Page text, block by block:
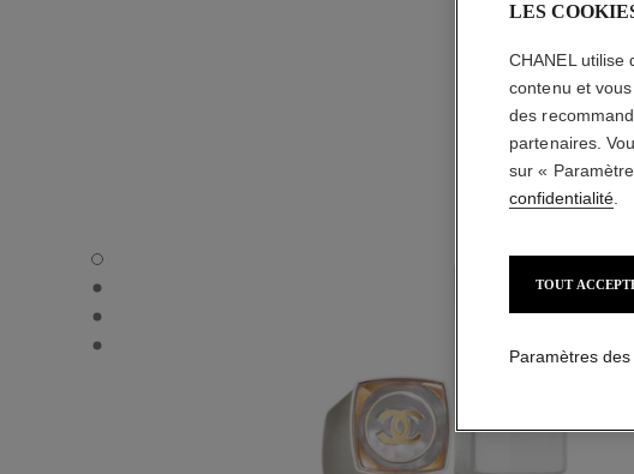
ROUGE COCO BAUME – BRILLANT - Vue par défaut
ROUGE COCO BAUME – BRILLANT - Vue alternative 1
ROUGE COCO BAUME – BRILLANT - Vue alternative 2
ROUGE COCO BAUME – BRILLANT - Vue basique texture
LES
CHANEL utilise
contenu et
des
partenaires.
sur «
confidentialité
TOUT
Paramètres